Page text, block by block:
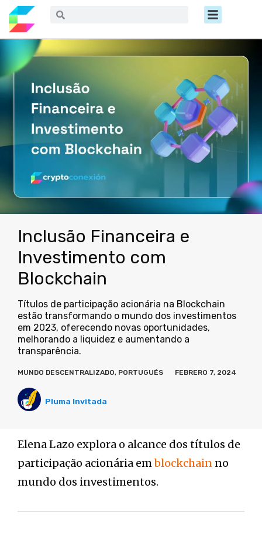
contenido
Buscar Menú
Inclusão Financeira e
Investimento com
Blockchain
Títulos de participação acionária na Blockchain
estão transformando o mundo dos investimentos
em 2023, oferecendo novas oportunidades,
melhorando a liquidez e aumentando a
transparência.
MUNDO DESCENTRALIZADO, PORTUGUÉS FEBRERO 7, 2024
Pluma Invitada
Elena Lazo explora o alcance dos títulos de
participação acionária emblockchain no
mundo dos investimentos.